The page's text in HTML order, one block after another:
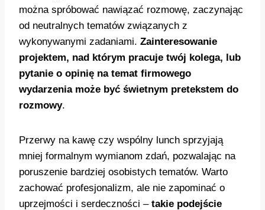
można spróbować nawiązać rozmowę, zaczynając
od neutralnych tematów związanych z
wykonywanymi zadaniami. Zainteresowanie
projektem, nad którym pracuje twój kolega, lub
pytanie o opinię na temat firmowego
wydarzenia może być świetnym pretekstem do
rozmowy.
Przerwy na kawę czy wspólny lunch sprzyjają
mniej formalnym wymianom zdań, pozwalając na
poruszenie bardziej osobistych tematów. Warto
zachować profesjonalizm, ale nie zapominać o
uprzejmości i serdeczności – takie podejście